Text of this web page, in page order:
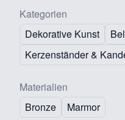
Kategorien
Dekorative Kunst
Kerzenständer &
Materialien
Bronze
Marmor